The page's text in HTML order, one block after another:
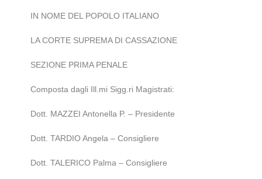
IN NOME DEL POPOLO ITALIANO
LA CORTE SUPREMA DI CASSAZIONE
SEZIONE PRIMA PENALE
Composta dagli Ill.mi Sigg.ri Magistrati:
Dott. MAZZEI Antonella P. – Presidente
Dott. TARDIO Angela – Consigliere
Dott. TALERICO Palma – Consigliere